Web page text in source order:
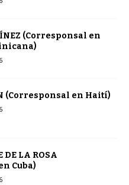
(Corresponsal en
(Corresponsal en Haití)
LA ROSA
Cuba)